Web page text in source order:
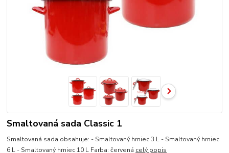
Smaltovaná sada Classic 1
Smaltovaná sada obsahuje: - Smaltovaný hrniec 3 L - Smaltovaný hrniec
6 L - Smaltovaný hrniec 10 L Farba: červená celý popis